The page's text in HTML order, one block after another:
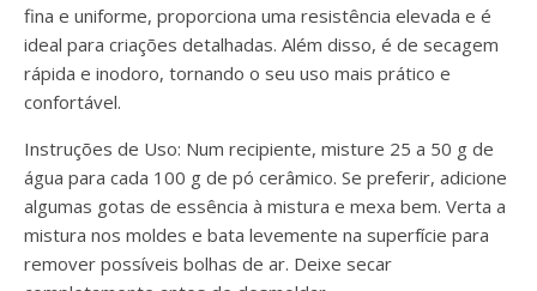
fina e uniforme, proporciona uma resistência elevada e é
ideal para criações detalhadas. Além disso, é de secagem
rápida e inodoro, tornando o seu uso mais prático e
confortável.
Instruções de Uso: Num recipiente, misture 25 a 50 g de
água para cada 100 g de pó cerâmico. Se preferir, adicione
algumas gotas de essência à mistura e mexa bem. Verta a
mistura nos moldes e bata levemente na superfície para
remover possíveis bolhas de ar. Deixe secar